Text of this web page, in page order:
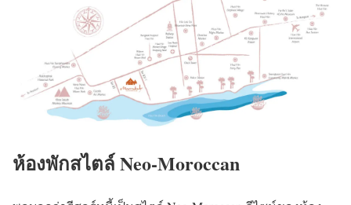
ห้องพักสไตล์ Neo-Moroccan